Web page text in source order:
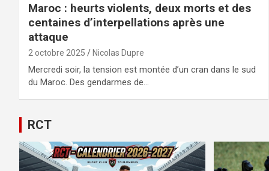
Maroc : heurts violents, deux morts et des
centaines d’interpellations après une
attaque
2 octobre 2025 Nicolas Dupre
Mercredi soir, la tension est montée d’un cran dans le sud
du Maroc. Des gendarmes de…
RCT